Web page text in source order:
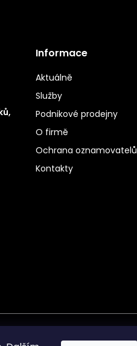
Informace
Aktuálně
Služby
Podnikové prodejny
O firmě
Ochrana oznamovatelů
Kontakty